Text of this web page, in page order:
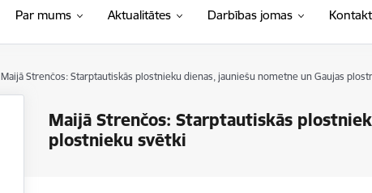
Par mums Aktualitātes Darbības jomas
Maijā Strenčos: Starptautiskās plostnieku dienas, jauniešu nometne un Gaujas
Maijā Strenčos: Starptautiskās
plostnieku svētki